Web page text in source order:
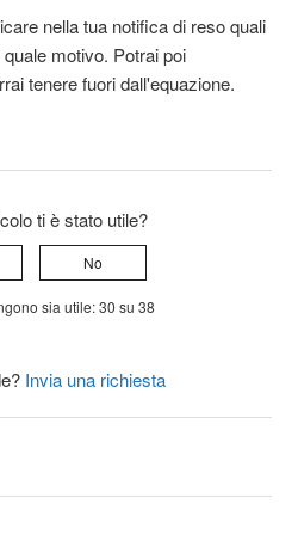
nella tua notifica di reso quali
motivo. Potrai poi
tenere fuori dall'equazione.
ti è stato utile?
No
sia utile: 30 su 38
Invia una richiesta